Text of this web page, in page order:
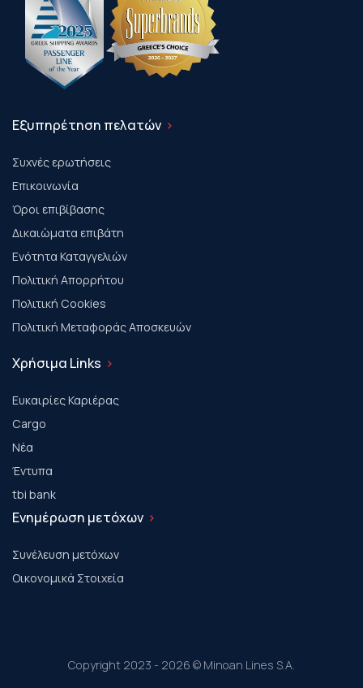
Εξυπηρέτηση πελατών
Συχνές ερωτήσεις
Επικοινωνία
Όροι επιβίβασης
Δικαιώματα επιβάτη
Ενότητα Καταγγελιών
Πολιτική Απορρήτου
Πολιτική Cookies
Πολιτική Μεταφοράς Αποσκευών
Χρήσιμα Links
Ευκαιρίες Καριέρας
Cargo
Νέα
Έντυπα
tbi bank
Ενημέρωση μετόχων
Συνέλευση μετόχων
Οικονομικά Στοιχεία
Copyright 2023 - 2026 © Minoan Lines S.A.